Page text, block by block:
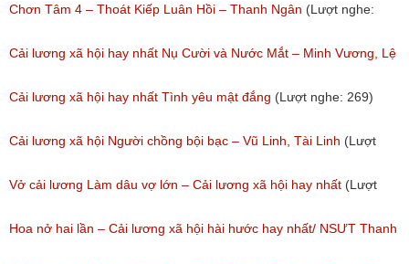
Chơn Tâm 4 – Thoát Kiếp Luân Hồi – Thanh Ngân (Lượt nghe:
267)
Cải lương xã hội hay nhất Nụ Cười và Nước Mắt – Minh Vương, Lệ
Thủy
(Lượt nghe: 776)
Cải lương xã hội hay nhất Tình yêu mật đắng (Lượt nghe: 269)
Cải lương xã hội Người chồng bội bạc – Vũ Linh, Tài Linh (Lượt
nghe: 473)
Vở cải lương Làm dâu vợ lớn – Cải lương xã hội hay nhất (Lượt
nghe: 383)
Hoa nở hai lần – Cải lương xã hội hài hước hay nhất/ NSƯT Thanh